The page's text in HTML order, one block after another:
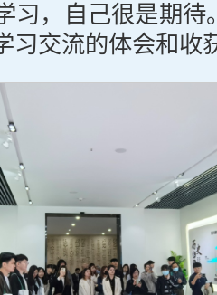
习，自己很是期待
习交流的体会和收